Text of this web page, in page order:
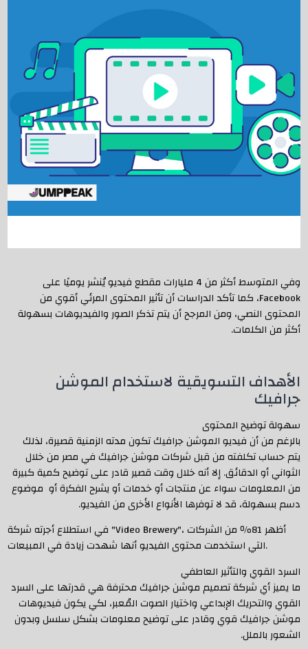
وفي المتوسط أكثر من 4 مليارات مقطع فيديو يُنشر يوميًا على
Facebook، كما تأكد الدراسات أن تأثير المحتوى المرئي أقوي من
المحتوى النصي، ومن المرجح أن يتم تذكر الصور والفيديوهات بسهولة
أكثر من الكلمات.
الأهداف التسويقية لاستخدام الموشن
جرافيك
سهولة توضيح المحتوى
بالرغم من أن فيديو الموشن جرافيك تكون مدته الزمنية قصيرة، لذلك
يتم حساب تكلفته من قبل شركات موشن جرافيك في مصر من خلال
الثواني أو الدقائق. إلا أنه خلال وقت قصير قادر على توضيح كمية كبيرة
من المعلومات سواء عن منتجات أو خدمات أو يشرح الفكرة أو موضوع
دسم بسهولة، قد لا توفرها الأنواع الأخرى من الفيديو.
في استطلاع أجرته شركة "Video Brewery"، أظهر 81٪ من الشركات
التي استخدمت محتوى الفيديو أنها شهدت زيادة في المبيعات.
السرد القوي والتأثير العاطفي
ما يميز أي شركة تصميم موشن جرافيك محترفة هي قدرتها على السرد
القوي والتحريك الإبداعي واختيار الصوت المُعبر، لكي يكون فيديوهات
موشن جرافيك قوي وقادر على توضيح معلومات بشكل سلسل وبدون
الشعور بالملل.